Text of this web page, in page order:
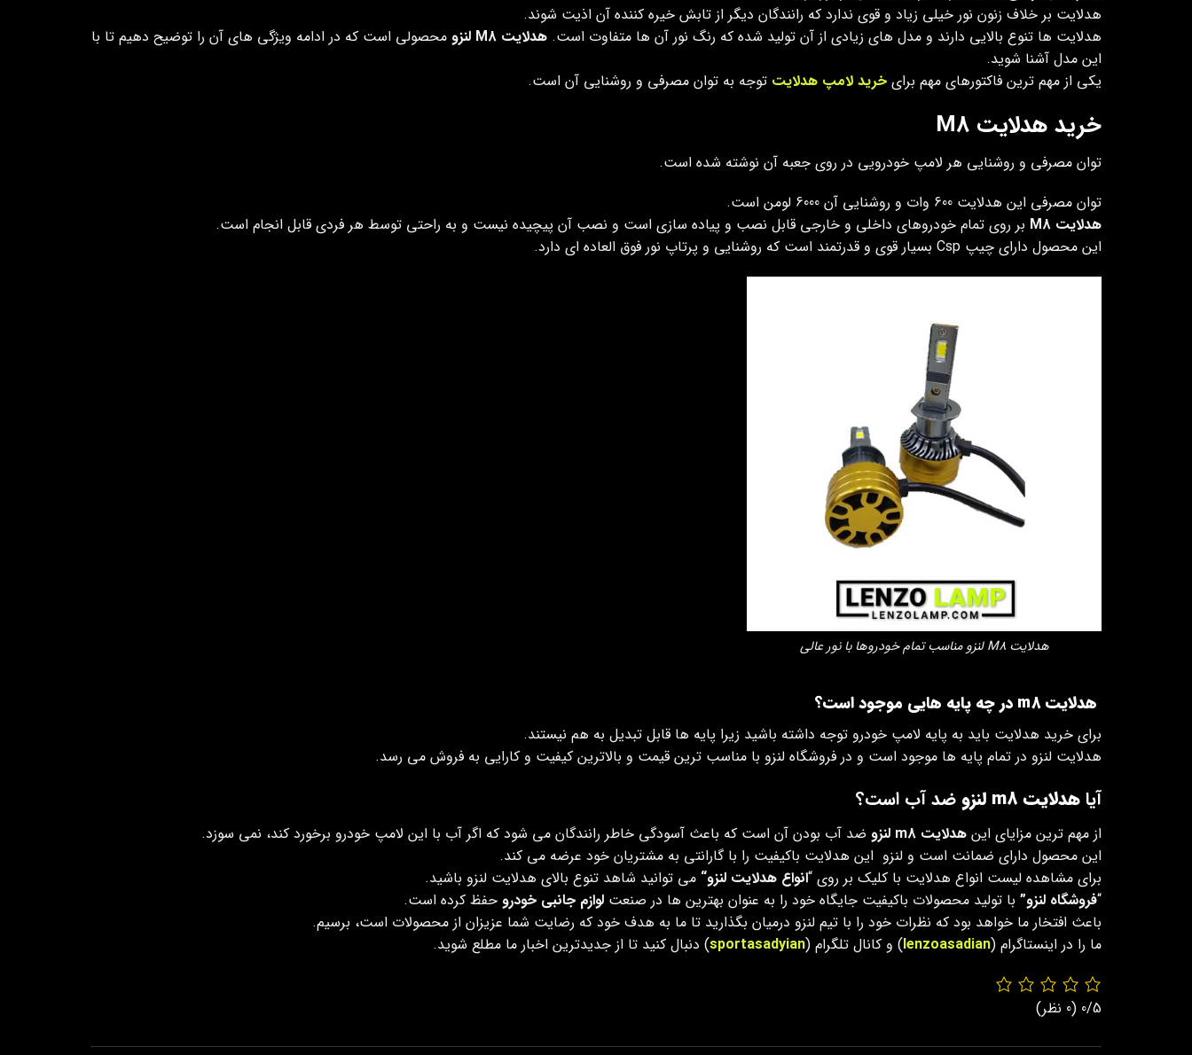
هدلایت بر خلاف زنون نور خیلی زیاد و قوی ندارد که رانندگان دیگر از تابش خیره کننده آن اذیت شوند.
هدلایت ها تنوع بالایی دارند و مدل های زیادی از آن تولید شده که رنگ نور آن ها متفاوت است. هدلایت M8 لنزو
محصولی است که در ادامه ویژگی های آن را توضیح دهیم تا با
این مدل آشنا شوید.
یکی از مهم ترین فاکتورهای مهم برای خرید لامپ هدلایت توجه به توان مصرفی و روشنایی آن است.
خرید هدلایت M8
توان مصرفی و روشنایی هر لامپ خودرویی در روی جعبه آن نوشته شده است.
توان مصرفی این هدلایت 600 وات و روشنایی آن 6000 لومن است.
هدلایت M8
بر روی تمام خودروهای داخلی و خارجی قابل نصب و پیاده سازی است و نصب آن پیچیده نیست و به راحتی توسط هر فردی قابل انجام است.
این محصول دارای چیپ Csp بسیار قوی و قدرتمند است که روشنایی و پرتاپ نور فوق العاده ای دارد.
هدلایت M8 لنزو مناسب تمام خودروها با نور عالی
هدلایتm8 در چه پایه هایی موجود است؟
برای خرید هدلایت باید به پایه لامپ خودرو توجه داشته باشید زیرا پایه ها قابل تبدیل به هم نیستند.
هدلایت لنزو در تمام پایه ها موجود است و در فروشگاه لنزو با مناسب ترین قیمت و بالاترین کیفیت و کارایی به فروش می رسد.
آیاهدلایت m8 لنزو ضد آب است؟
از مهم ترین مزایای این هدلایت m8 لنزو
ضد آب بودن آن است که باعث آسودگی خاطر رانندگان می شود که اگر آب با این لامپ خودرو برخورد کند، نمی سوزد.
این محصول دارای ضمانت است و لنزو این هدلایت باکیفیت را با گارانتی به مشتریان خود عرضه می کند.
برای مشاهده لیست انواع هدلایت با کلیک بر روی “انواع هدلایت لنزو“ می توانید شاهد تنوع بالای هدلایت لنزو باشید.
“فروشگاه لنزو” با تولید محصولات باکیفیت جایگاه خود را به عنوان بهترین ها در صنعت لوازم جانبی خودرو حفظ کرده است.
باعث افتخار ما خواهد بود که نظرات خود را با تیم لنزو درمیان بگذارید تا ما به هدف خود که رضایت شما عزیزان از محصولات است، برسیم.
ما را در اینستاگرام (lenzoasadian) و کانال تلگرام (sportasadyian) دنبال کنید تا از جدیدترین اخبار ما مطلع شوید.
0/5 (0 نظر)